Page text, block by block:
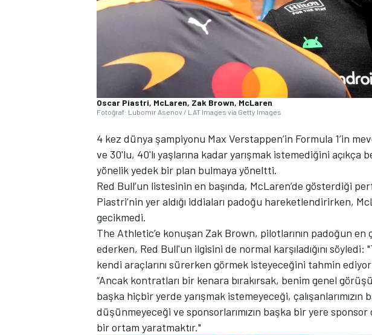
TÜRK SPORCULAR
Oscar Piastri, McLaren, Zak Brown, McLaren
Fotoğraf: Lubomir Asenov / LAT Images via Getty Images
4 kez dünya şampiyonu Max Verstappen’in Formula 1’in
ve 30'lu, 40'lı yaşlarına kadar yarışmak istemediğini açıkça
yönelik yedek bir plan bulmaya yöneltti.
Red Bull’un listesinin en başında, McLaren’de gösterdiği
Piastri’nin yer aldığı iddiaları padoğu hareketlendirirken,
gecikmedi.
The Athletic’e konuşan Zak Brown, pilotlarının padoğun
ederken, Red Bull'un ilgisini de normal karşıladığını söyledi:
kendi araçlarını sürerken görmek isteyeceğini tahmin
“Ancak kontratları bir kenara bırakırsak, benim genel
başka hiçbir yerde yarışmak istemeyeceği, çalışanlarımızın
düşünmeyeceği ve sponsorlarımızın başka bir yere sponsor
bir ortam yaratmaktır."